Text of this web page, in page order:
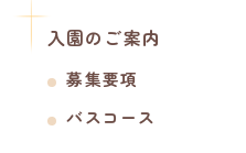
入園のご案内
募集要項
バスコース